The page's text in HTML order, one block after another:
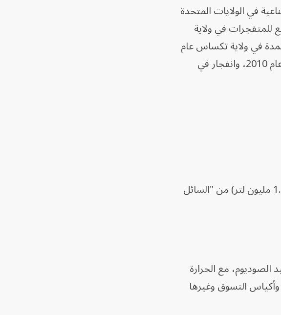
في الولايات المتحدة
أودت بحياة 16 شخصاً في مصنع للمتفجرات في ولاية
14 شخصاً في مصنع للأسمدة في ولاية تكساس عام
2013؛ وانفجار منصة النفط "ديب ووتر هورايزون" الذي أودى بحياة 11 شخصاً عام 2010، وانفجار في
وقال مسؤولون الأربعاء، إن خزان مصنع الورق سرب أكثر من 500 ألف جالون (1.9 مليون لتر) من "السائل
مع الحرارة
التسوق وغيرها